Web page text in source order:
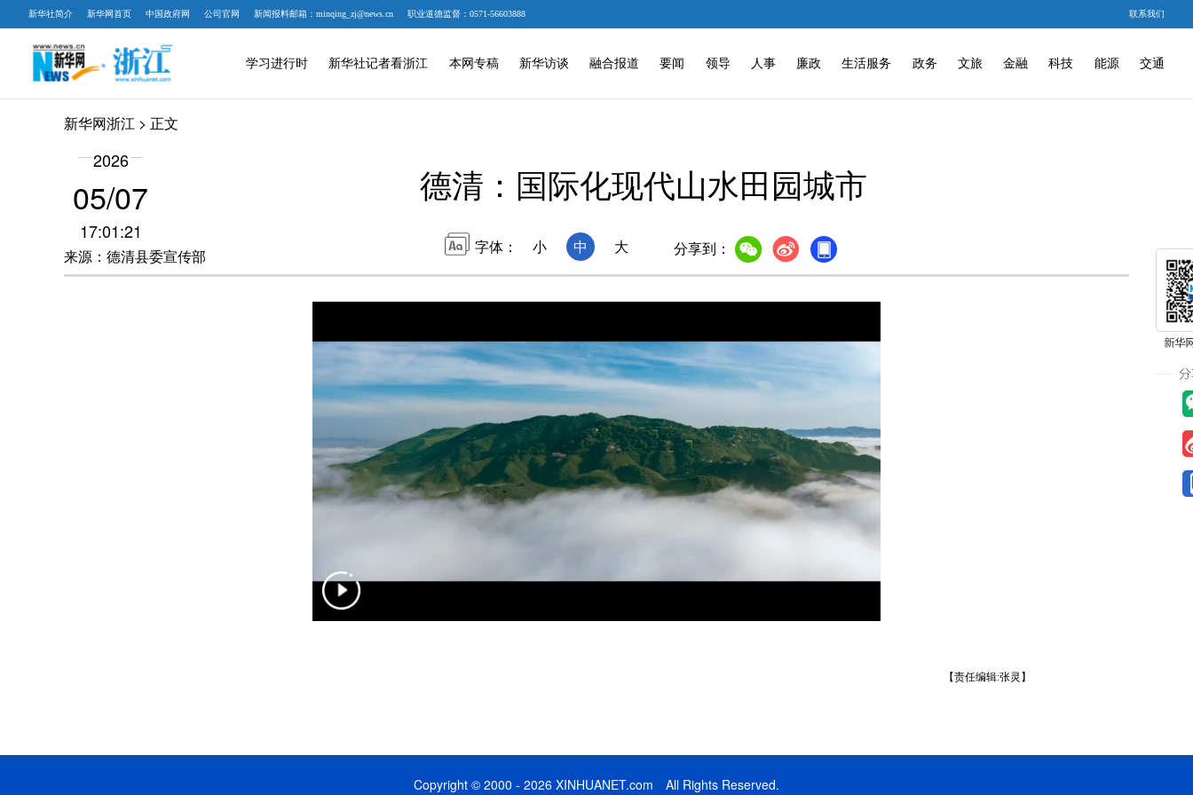
新华社简介 新华网首页 中国政府网 公司官网 新闻报料邮箱：minqing_zj@news.cn 职业道德监督：0571-56603888 联系我们
学习进行时 新华社记者看浙江 本网专稿 新华访谈 融合报道 要闻 领导 人事 廉政 生活服务 政务 文旅 金融 科技 能源 交通
新华网浙江 > 正文
2026
05/07
17:01:21
来源：德清县委宣传部
德清：国际化现代山水田园城市
字体： 小 中 大 分享到：
【责任编辑:张灵】
Copyright © 2000 - 2026 XINHUANET.com All Rights Reserved.